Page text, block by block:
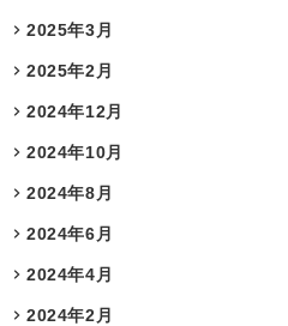
2025年3月
2025年2月
2024年12月
2024年10月
2024年8月
2024年6月
2024年4月
2024年2月